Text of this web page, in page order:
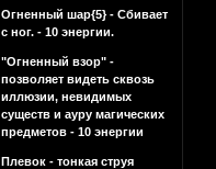
Огненный шар{5} - Сбивает
с ног. - 10 энергии.
"Огненный взор" -
позволяет видеть сквозь
иллюзии, невидимых
существ и ауру магических
предметов - 10 энергии
Плевок - тонкая струя